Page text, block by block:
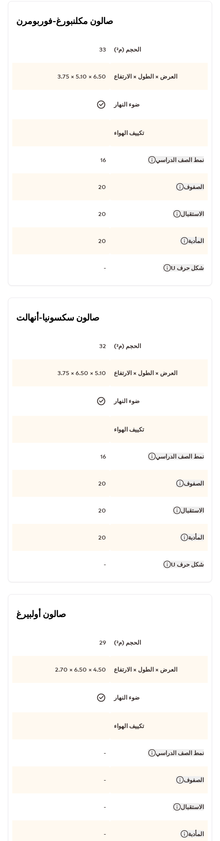
صالون مكلنبورغ-فوربومرن
الحجم (م²) 33
العرض × الطول × الارتفاع 6.50 × 5.10 × 3.75
ضوء النهار
تكييف الهواء
نمط الصف الدراسي 16
الصفوف 20
الاستقبال 20
المأدبة 20
شكل حرف U -
صالون سكسونيا-أنهالت
الحجم (م²) 32
العرض × الطول × الارتفاع 5.10 × 6.50 × 3.75
ضوء النهار
تكييف الهواء
نمط الصف الدراسي 16
الصفوف 20
الاستقبال 20
المأدبة 20
شكل حرف U -
صالون أولبيرغ
الحجم (م²) 29
العرض × الطول × الارتفاع 4.50 × 6.50 × 2.70
ضوء النهار
تكييف الهواء
نمط الصف الدراسي -
الصفوف -
الاستقبال -
المأدبة -